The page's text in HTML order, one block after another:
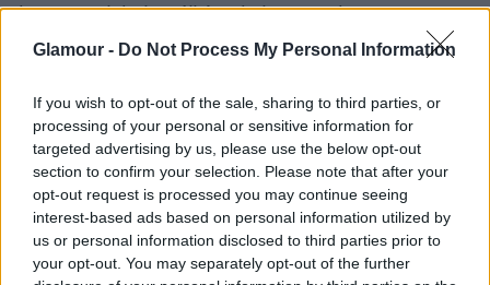
Glamour - Do Not Process My Personal Information
If you wish to opt-out of the sale, sharing to third parties, or
processing of your personal or sensitive information for
targeted advertising by us, please use the below opt-out
section to confirm your selection. Please note that after your
opt-out request is processed you may continue seeing
interest-based ads based on personal information utilized by
us or personal information disclosed to third parties prior to
your opt-out. You may separately opt-out of the further
hossza valahol az áll és a kulcscsont között
helyezkedik el, úgy, hogy nincsenek benne rétegek"-
Modern 'midi' frizura
A 'midi' hajvágás egy közepes hajhosszúságú
frizura, ami a rövid és a hosszú hajat ötvözi. Elég
rövid ahhoz, hogy frissnek és stílusosnak érezzük
magunkat tőle, ugyanakkor elég hosszú ahhoz, hogy
sokoldalúan viselhessük. Idén ezt a trendi fazont